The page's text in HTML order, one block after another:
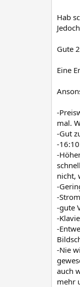
Hab
Gute
Eine
-
mal.
-Gut
-16:10
-
nicht,
-
-
-gute
-
-
-Nie
auch
mehr